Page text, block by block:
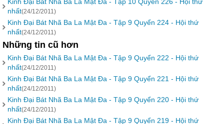
nhất(24/12/2011)
Kinh Đại Bát Nhã Ba La Mật Đa - Tập 9 Quyển 224 - Hội thứ
nhất(24/12/2011)
Những tin cũ hơn
Kinh Đại Bát Nhã Ba La Mật Đa - Tập 9 Quyển 222 - Hội thứ
nhất(24/12/2011)
Kinh Đại Bát Nhã Ba La Mật Đa - Tập 9 Quyển 221 - Hội thứ
nhất(24/12/2011)
Kinh Đại Bát Nhã Ba La Mật Đa - Tập 9 Quyển 220 - Hội thứ
nhất(24/12/2011)
Kinh Đại Bát Nhã Ba La Mật Đa - Tập 9 Quyển 219 - Hội thứ